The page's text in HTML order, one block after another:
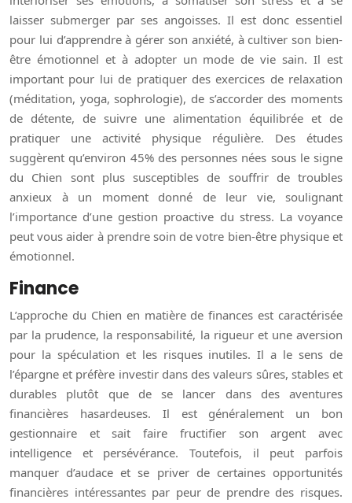
laisser submerger par ses angoisses. Il est donc essentiel
pour lui d’apprendre à gérer son anxiété, à cultiver son bien-
être émotionnel et à adopter un mode de vie sain. Il est
important pour lui de pratiquer des exercices de relaxation
(méditation, yoga, sophrologie), de s’accorder des moments
de détente, de suivre une alimentation équilibrée et de
pratiquer une activité physique régulière. Des études
suggèrent qu’environ 45% des personnes nées sous le signe
du Chien sont plus susceptibles de souffrir de troubles
anxieux à un moment donné de leur vie, soulignant
l’importance d’une gestion proactive du stress. La voyance
peut vous aider à prendre soin de votre bien-être physique et
émotionnel.
Finance
L’approche du Chien en matière de finances est caractérisée
par la prudence, la responsabilité, la rigueur et une aversion
pour la spéculation et les risques inutiles. Il a le sens de
l’épargne et préfère investir dans des valeurs sûres, stables et
durables plutôt que de se lancer dans des aventures
financières hasardeuses. Il est généralement un bon
gestionnaire et sait faire fructifier son argent avec
intelligence et persévérance. Toutefois, il peut parfois
manquer d’audace et se priver de certaines opportunités
financières intéressantes par peur de prendre des risques.